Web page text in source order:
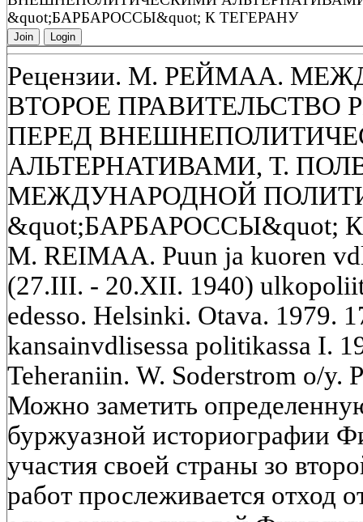
&quot;БАРБАРОССЫ&quot; К ТЕГЕРАНУ
Join Login
Рецензии. М. РЕЙМАА.
ВТОРОЕ ПРАВИТЕЛЬСТВО
ПЕРЕД
АЛЬТЕРНАТИВАМИ, Т.
МЕЖДУНАРОДНОЙ
&quot;БАРБАРОССЫ&quot;
M. REIMAA. Puun ja kuoren
(27.III. - 20.XII. 1940)
edesso. Helsinki. Otava. 1979.
kansainvdlisessa politikassa I.
Teheraniin. W. Soderstrom o/y.
Можно заметить
буржуазной историографии
участия своей страны зо
работ прослеживается отход